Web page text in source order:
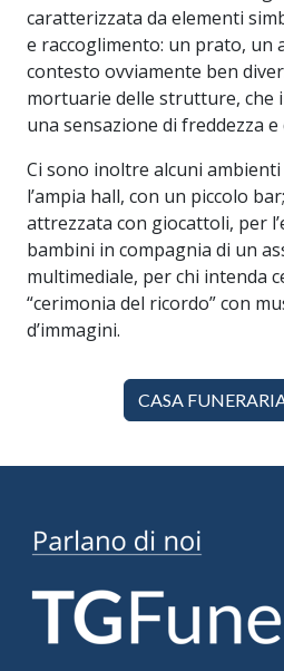
caratterizzata da elementi
e raccoglimento: un prato, un
contesto ovviamente ben
mortuarie delle strutture, che
una sensazione di freddezza e
Ci sono inoltre alcuni
l’ampia hall, con un piccolo
attrezzata con giocattoli, per
bambini in compagnia di un
multimediale, per chi intenda
“cerimonia del ricordo” con
d’immagini.
CASA